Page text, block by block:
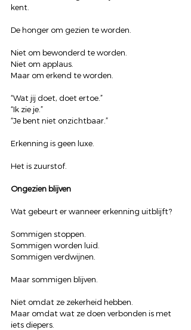
kent.
De honger om gezien te worden.
Niet om bewonderd te worden.
Niet om applaus.
Maar om erkend te worden.
“Wat jij doet, doet ertoe.”
“Ik zie je.”
“Je bent niet onzichtbaar.”
Erkenning is geen luxe.
Het is zuurstof.
Ongezien blijven
Wat gebeurt er wanneer erkenning uitblijft?
Sommigen stoppen.
Sommigen worden luid.
Sommigen verdwijnen.
Maar sommigen blijven.
Niet omdat ze zekerheid hebben.
Maar omdat wat ze doen verbonden is met
iets diepers.